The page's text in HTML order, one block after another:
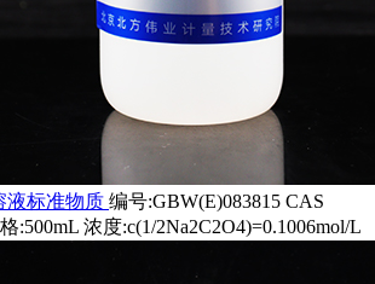
液标准物质 编号:GBW(E)083815 CAS
:500mL 浓度:c(1/2Na2C2O4)=0.1006mol/L